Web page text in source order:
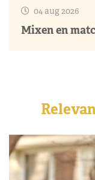
04 aug 2026
Mixen en